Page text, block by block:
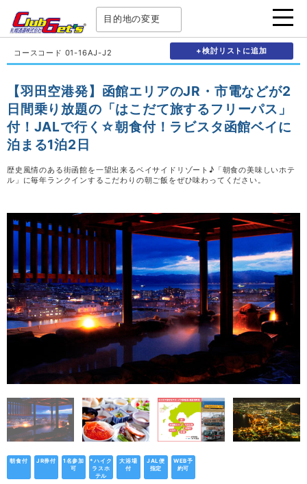
目的地の変更
コースコード 01-16AJ-J2 +検討リストに追加
【羽田空港発】函館エリアのJR・市電などが2
日間乗り放題の「はこだて旅するフリーパス」
付！JALで行く☆朝食付！ラビスタ函館ベイに
泊まる1泊2日
歴史風情のある街函館を一望出来るベイサイドリゾート♪「朝食の美味しいホテ
ル」に毎年ランクインするこだわりの朝ご飯をぜひ味わってください。
朝食付 JR券付
1名参加
可
*ハイク
ラスホ
テル
大浴場
付
JAL便
指定
WEB予
約可